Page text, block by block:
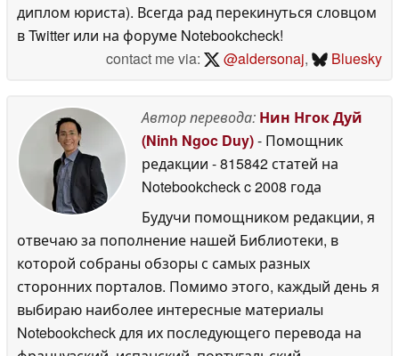
диплом юриста). Всегда рад перекинуться словцом
в Twitter или на форуме Notebookcheck!
contact me via:
@aldersonaj, Bluesky
Автор перевода: Нин Нгок Дуй
(Ninh Ngoc Duy)- Помощник
редакции - 815842 статей на
Notebookcheckc 2008 года
Будучи помощником редакции, я
отвечаю за пополнение нашей Библиотеки, в
которой собраны обзоры с самых разных
сторонних порталов. Помимо этого, каждый день я
выбираю наиболее интересные материалы
Notebookcheck для их последующего перевода на